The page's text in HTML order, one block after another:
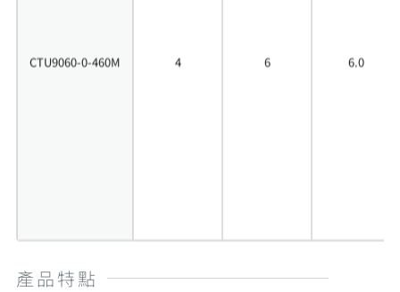
CTU9060-0-460M 4 6 6.0
產品特點